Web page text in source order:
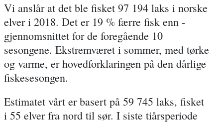
Vi anslår at det ble fisket 97 194 laks i norske
elver i 2018. Det er 19 % færre fisk enn ­
gjennomsnittet for de foregående 10
sesongene. Ekstremværet i sommer, med tørke
og varme, er hovedforklaringen på den dårlige
fiskesesongen.
Estimatet vårt er basert på 59 745 laks, fisket
i 55 elver fra nord til sør. I siste tiårsperiode